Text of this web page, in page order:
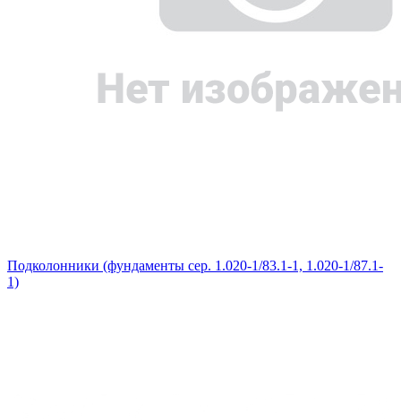
Подколонники (фундаменты сер. 1.020-1/83.1-1, 1.020-1/87.1-
1)